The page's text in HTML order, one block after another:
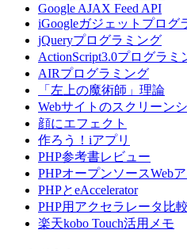
Google AJAX Feed API
iGoogleガジェットプログ
jQueryプログラミング
ActionScript3.0プログラミ
AIRプログラミング
「左上の魔術師」理論
Webサイトのスクリーン
顔にエフェクト
作ろう！iアプリ
PHP参考書レビュー
PHPオープンソースWeb
PHPとeAccelerator
PHP用アクセラレータ比較
楽天kobo Touch活用メモ